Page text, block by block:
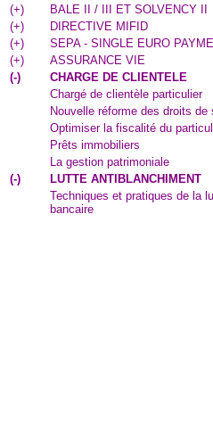
(+)
BALE II / III ET SOLVENCY II
(+)
DIRECTIVE MIFID
(+)
SEPA - SINGLE EURO
(+)
ASSURANCE VIE
(-)
CHARGE DE CLIENTELE
Chargé de clientèle particulier
Nouvelle réforme des droits de
Optimiser la fiscalité du
Prêts immobiliers
La gestion patrimoniale
(-)
LUTTE ANTIBLANCHIMENT
Techniques et pratiques de la
bancaire